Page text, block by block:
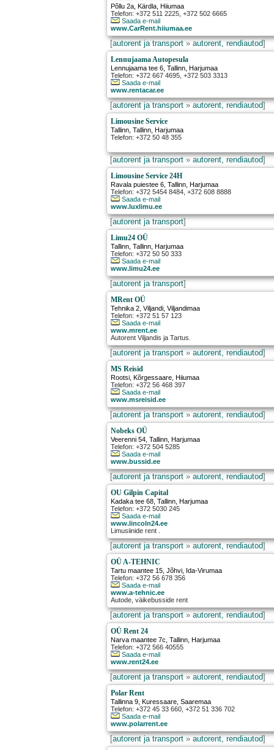
Põllu 2a Kärdla , Hiiumaa
Telefon: +372 511 2225, +372 502 6665
Saada e-mail
www.CarRent.hiiumaa.ee
[autorent ja transport»autorent, rendiautod]
Lennujaama Autopesula
Lennujaama tee 6 ,Tallinn , Harjumaa
Telefon: +372 667 4695, +372 503 3313
Saada e-mail
www.rentacar.ee
[autorent ja transport»autorent, rendiautod]
Limousine Service
Tallinn ,Tallinn , Harjumaa
Telefon: +372 50 48 355
[autorent ja transport»autorent, rendiautod]
Limousine Service 24H
Ravala puiestee 6 ,Tallinn , Harjumaa
Telefon: +372 5454 8484, +372 608 8888
Saada e-mail
www.luxlimu.ee
[autorent ja transport]
Limu24 OÜ
Tallinn ,Tallinn , Harjumaa
Telefon: +372 50 50 333
Saada e-mail
www.limu24.ee
[autorent ja transport]
MRent OÜ
Tehnika 2 ,Viljandi , Viljandimaa
Telefon: +372 51 57 123
Saada e-mail
www.mrent.ee
Autorent Viljandis ja Tartus.
[autorent ja transport»autorent, rendiautod]
MS Reisid
Rootsi Kõrgessaare , Hiiumaa
Telefon: +372 56 468 397
Saada e-mail
www.msreisid.ee
[autorent ja transport»autorent, rendiautod]
Nobeks OÜ
Veerenni 54 ,Tallinn , Harjumaa
Telefon: +372 504 5285
Saada e-mail
www.bussid.ee
[autorent ja transport»autorent, rendiautod]
OU Gilpin Capital
Kadaka tee 68 ,Tallinn , Harjumaa
Telefon: +372 5030 245
Saada e-mail
www.lincoln24.ee
Limusiinide rent .
[autorent ja transport»autorent, rendiautod]
OÜ A-TEHNIC
Tartu maantee 15 ,Jõhvi , Ida-Virumaa
Telefon: +372 56 678 356
Saada e-mail
www.a-tehnic.ee
Autode, väikebusside rent
[autorent ja transport»autorent, rendiautod]
OÜ Rent 24
Narva maantee 7c ,Tallinn , Harjumaa
Telefon: +372 566 40555
Saada e-mail
www.rent24.ee
[autorent ja transport»autorent, rendiautod]
Polar Rent
Tallinna 9 Kuressaare , Saaremaa
Telefon: +372 45 33 660, +372 51 336 702
Saada e-mail
www.polarrent.ee
[autorent ja transport»autorent, rendiautod]